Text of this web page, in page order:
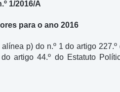
1/2016/A
para o ano 2016
p) do n.º 1 do artigo 227.º
artigo 44.º do Estatuto